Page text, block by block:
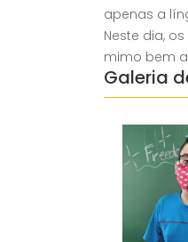
apenas a
Neste dia,
mimo bem
Galeria